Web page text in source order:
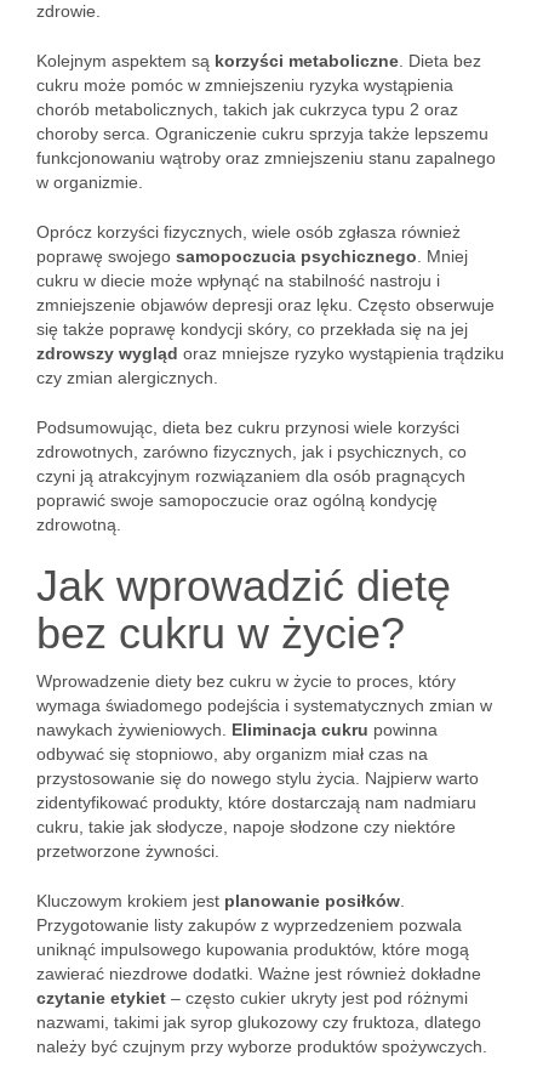
zdrowie.
Kolejnym aspektem są korzyści metaboliczne . Dieta bez
cukru może pomóc w zmniejszeniu ryzyka wystąpienia
chorób metabolicznych, takich jak cukrzyca typu 2 oraz
choroby serca. Ograniczenie cukru sprzyja także lepszemu
funkcjonowaniu wątroby oraz zmniejszeniu stanu zapalnego
w organizmie.
Oprócz korzyści fizycznych, wiele osób zgłasza również
poprawę swojego samopoczucia psychicznego . Mniej
cukru w diecie może wpłynąć na stabilność nastroju i
zmniejszenie objawów depresji oraz lęku. Często obserwuje
się także poprawę kondycji skóry, co przekłada się na jej
zdrowszy wygląd oraz mniejsze ryzyko wystąpienia trądziku
czy zmian alergicznych.
Podsumowując, dieta bez cukru przynosi wiele korzyści
zdrowotnych, zarówno fizycznych, jak i psychicznych, co
czyni ją atrakcyjnym rozwiązaniem dla osób pragnących
poprawić swoje samopoczucie oraz ogólną kondycję
zdrowotną.
Jak wprowadzić dietę
bez cukru w życie?
Wprowadzenie diety bez cukru w życie to proces, który
wymaga świadomego podejścia i systematycznych zmian w
nawykach żywieniowych. Eliminacja cukru powinna
odbywać się stopniowo, aby organizm miał czas na
przystosowanie się do nowego stylu życia. Najpierw warto
zidentyfikować produkty, które dostarczają nam nadmiaru
cukru, takie jak słodycze, napoje słodzone czy niektóre
przetworzone żywności.
Kluczowym krokiem jest planowanie posiłków
Przygotowanie listy zakupów z wyprzedzeniem pozwala
uniknąć impulsowego kupowania produktów, które mogą
zawierać niezdrowe dodatki. Ważne jest również dokładne
czytanie etykiet – często cukier ukryty jest pod różnymi
nazwami, takimi jak syrop glukozowy czy fruktoza, dlatego
należy być czujnym przy wyborze produktów spożywczych.